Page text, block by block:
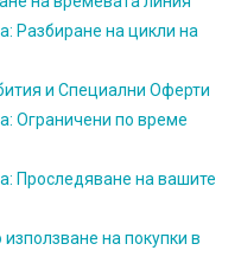
Разбиране на цикли на
и Специални Оферти
Ограничени по време
Проследяване на вашите
на покупки в